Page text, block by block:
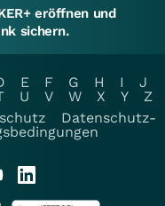
eröffnen und
sichern.
E F G H I
J
U V W X Y
Z
Datenschutz-